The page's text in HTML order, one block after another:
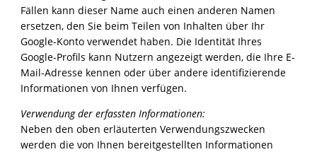
Fällen kann dieser Name auch einen anderen Namen
ersetzen, den Sie beim Teilen von Inhalten über Ihr
Google-Konto verwendet haben. Die Identität Ihres
Google-Profils kann Nutzern angezeigt werden, die Ihre E-
Mail-Adresse kennen oder über andere identifizierende
Informationen von Ihnen verfügen.
Verwendung der erfassten Informationen:
Neben den oben erläuterten Verwendungszwecken
werden die von Ihnen bereitgestellten Informationen